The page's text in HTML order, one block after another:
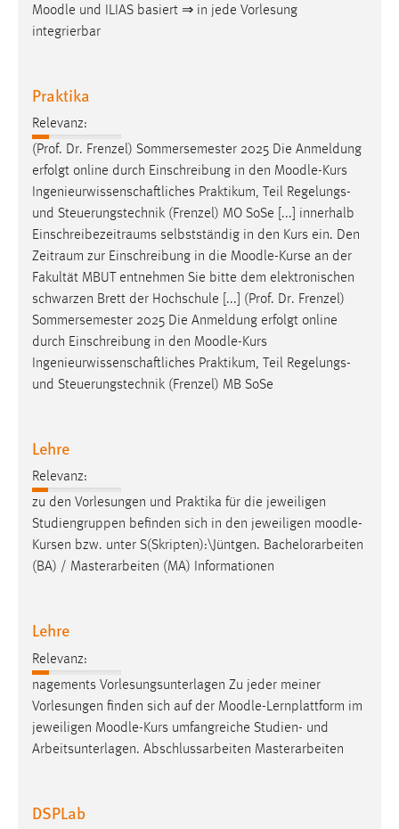
Moodle und ILIAS basiert ⇒ in jede Vorlesung
integrierbar
Praktika
Relevanz:
(Prof. Dr. Frenzel) Sommersemester 2025 Die Anmeldung
erfolgt online durch Einschreibung in den Moodle-Kurs
Ingenieurwissenschaftliches Praktikum, Teil Regelungs-
und Steuerungstechnik (Frenzel) MO SoSe [...] innerhalb
Einschreibezeitraums selbstständig in den Kurs ein. Den
Zeitraum zur Einschreibung in die Moodle-Kurse an der
Fakultät MBUT entnehmen Sie bitte dem elektronischen
schwarzen Brett der Hochschule [...] (Prof. Dr. Frenzel)
Sommersemester 2025 Die Anmeldung erfolgt online
durch Einschreibung in den Moodle-Kurs
Ingenieurwissenschaftliches Praktikum, Teil Regelungs-
und Steuerungstechnik (Frenzel) MB SoSe
Lehre
Relevanz:
zu den Vorlesungen und Praktika für die jeweiligen
Studiengruppen befinden sich in den jeweiligen moodle-
Kursen bzw. unter S(Skripten):\Jüntgen. Bachelorarbeiten
(BA) / Masterarbeiten (MA) Informationen
Lehre
Relevanz:
nagements Vorlesungsunterlagen Zu jeder meiner
Vorlesungen finden sich auf der Moodle-Lernplattform im
jeweiligen Moodle-Kurs umfangreiche Studien- und
Arbeitsunterlagen. Abschlussarbeiten Masterarbeiten
DSPLab